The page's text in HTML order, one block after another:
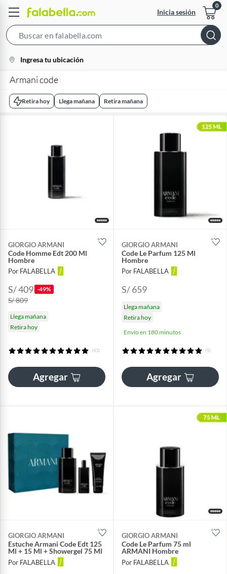
Inicia sesión
Bar
location-
icon
Ingresa tu ubicación
Armani code
Retira hoy Llega mañana Retira mañana
GIORGIO ARMANI
Code Homme Edt 200 Ml
Hombre
Por FALABELLA
S/ 409 -49%
S/ 809
Llega mañana
Retira hoy
(41)
Agregar
GIORGIO ARMANI
Code Le Parfum 125 Ml
Hombre
Por FALABELLA
S/ 659
Llega mañana
Retira hoy
Envío en 180 minutos
(5)
Agregar
GIORGIO ARMANI
Estuche Armani Code Edt 125
Ml + 15 Ml + Showergel 75 Ml
Por FALABELLA
GIORGIO ARMANI
Code Le Parfum 75 ml
ARMANI Hombre
Por FALABELLA